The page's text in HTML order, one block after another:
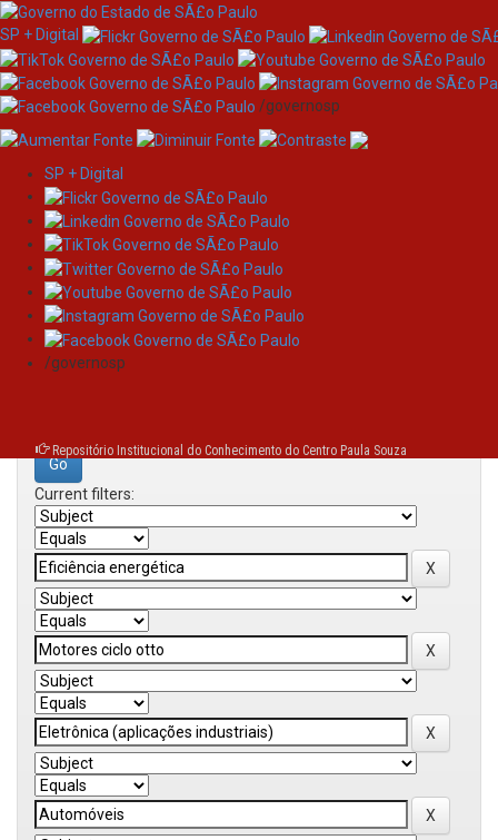
Skip
navigation
SP + Digital
/governosp
SP + Digital
/governosp
Repositório Institucional do Conhecimento do Centro Paula Souza
Search
Search:
Current filters: